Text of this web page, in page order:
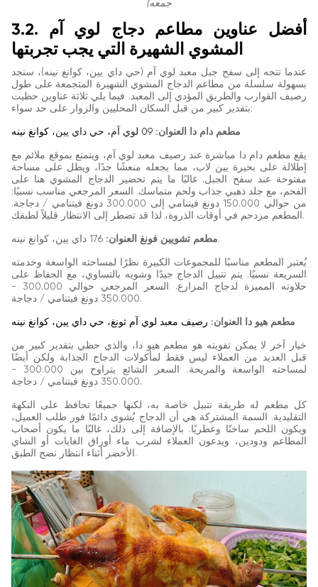
جمعه)
3.2. أفضل عناوين مطاعم دجاج لوي آم
المشوي الشهيرة التي يجب تجربتها
عندما تتجه إلى سفح جبل معبد لوي آم (حي داي يين، كوانغ نينه)، ستجد
بسهولة سلسلة من مطاعم الدجاج المشوي الشهيرة المتجمعة على طول
رصيف القوارب والطريق المؤدي إلى المعبد. فيما يلي ثلاثة عناوين حظيت
بتقدير كبير من قبل السكان المحليين والزوار على حد سواء:
مطعم دام دا العنوان: 09 لوي آم، حي داي يين، كوانغ نينه
يقع مطعم دام دا مباشرة عند رصيف معبد لوي آم، ويتمتع بموقع ملائم مع
إطلالة على بحيرة يين لاب، مما يجعله منعشًا جدًا، ويطل على مساحة
مفتوحة عند سفح الجبل. غالبًا ما يتم تحضير الدجاج المشوي هنا على
الفحم، مع جلد ذهبي جذاب ولحم متماسك. السعر المرجعي مناسب نسبيًا:
من حوالي 150.000 دونغ فيتنامي إلى 300.000 دونغ فيتنامي / دجاجة.
المطعم مزدحم في أوقات الذروة، لذا قد تضطر إلى الانتظار قليلاً لطبقك.
مطعم تشويين فونغ العنوان:176 داي يين، كوانغ نينه.
يُعتبر المطعم مناسبًا للمجموعات الكبيرة نظرًا لمساحته الواسعة وخدمته
السريعة نسبيًا. يتم تتبيل الدجاج جيدًا وشويه بالتساوي، مع الحفاظ على
حلاوته المميزة لدجاج المزارع. السعر المرجعي حوالي 300.000 -
350.000 دونغ فيتنامي / دجاجة.
مطعم هيو دا العنوان: رصيف معبد لوي آم ثونغ، حي داي يين، كوانغ نينه
خيار آخر لا يمكن تفويته هو مطعم هيو دا، والذي حظي بتقدير كبير من
قبل العديد من العملاء ليس فقط لمأكولات الدجاج الجذابة ولكن أيضًا
لمساحته الواسعة والمريحة. السعر الشائع يتراوح بين 300.000 -
350.000 دونغ فيتنامي / دجاجة.
كل مطعم له طريقة تتبيل خاصة به، لكنها جميعًا تحافظ على النكهة
التقليدية. السمة المشتركة هي أن الدجاج يُشوى دائمًا فور طلب العميل،
ويكون اللحم ساخنًا وعطريًا. بالإضافة إلى ذلك، غالبًا ما يكون أصحاب
المطاعم ودودين، ويدعون العملاء لشرب ماء أوراق الغابات أو الشاي
الأخضر أثناء انتظار نضج الطبق.